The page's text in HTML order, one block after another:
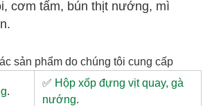
cơm tấm, bún thịt nướng, mì
sản phẩm do chúng tôi cung cấp
.
✅ Hộp xốp đựng vịt quay, gà
nướng.